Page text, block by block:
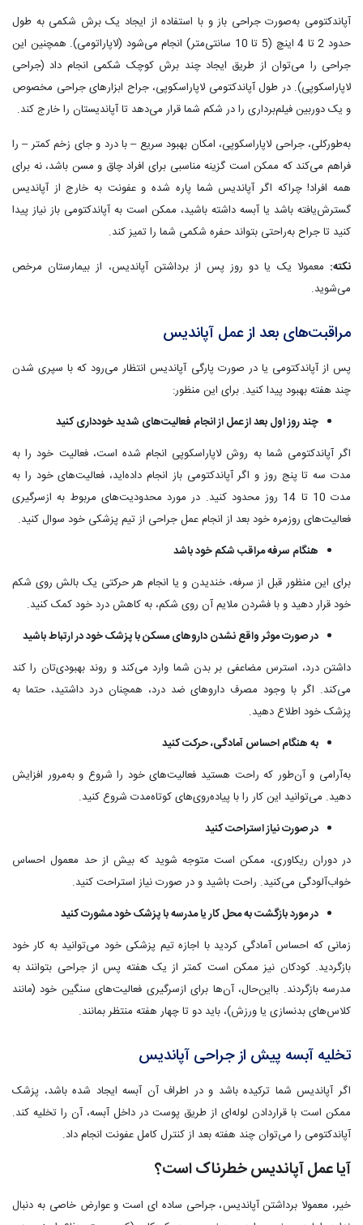
آپاندکتومی به‌صورت جراحی باز و با استفاده از ایجاد یک برش شکمی به طول
حدود 2 تا 4 اینچ (5 تا 10 سانتی‌متر) انجام می‌شود (لاپاراتومی). همچنین این
جراحی را می‌توان از طریق ایجاد چند برش کوچک شکمی انجام داد (جراحی
لاپاراسکوپی). در طول آپاندکتومی لاپاراسکوپی، جراح ابزارهای جراحی مخصوص
و یک دوربین فیلم‌برداری را در شکم شما قرار می‌دهد تا آپاندیستان را خارج کند.
به‌طورکلی، جراحی لاپاراسکوپی، امکان بهبود سریع – با درد و جای زخم کمتر – را
فراهم می‌کند که ممکن است گزینه مناسبی برای افراد چاق و مسن باشد، نه برای
همه افراد! چراکه اگر آپاندیس شما پاره شده و عفونت به خارج از آپاندیس
گسترش‌یافته باشد یا آبسه داشته باشید، ممکن است به آپاندکتومی باز نیاز پیدا
کنید تا جراح به‌راحتی بتواند حفره شکمی شما را تمیز کند.
نکته: معمولا یک یا دو روز پس از برداشتن آپاندیس، از بیمارستان مرخص
می‌شوید.
مراقبت‌های بعد از عمل آپاندیس
پس از آپاندکتومی یا در صورت پارگی آپاندیس انتظار می‌رود که با سپری شدن
چند هفته بهبود پیدا کنید. برای این منظور:
چند روز اول بعد از عمل از انجام فعالیت‌های شدید خودداری کنید
اگر آپاندکتومی شما به روش لاپاراسکوپی انجام شده است، فعالیت خود را به
مدت سه تا پنج روز و اگر آپاندکتومی باز انجام داده‌اید، فعالیت‌های خود را به
مدت 10 تا 14 روز محدود کنید. در مورد محدودیت‌های مربوط به ازسرگیری
فعالیت‌های روزمره خود بعد از انجام عمل جراحی از تیم پزشکی خود سوال کنید.
هنگام سرفه مراقب شکم خود باشد
برای این منظور قبل از سرفه، خندیدن و یا انجام هر حرکتی یک بالش روی شکم
خود قرار دهید و با فشردن ملایم آن روی شکم، به کاهش درد خود کمک کنید.
در صورت موثر واقع نشدن داروهای مسکن با پزشک خود در ارتباط باشید
داشتن درد، استرس مضاعفی بر بدن شما وارد می‌کند و روند بهبودی‌تان را کند
می‌کند. اگر با وجود مصرف داروهای ضد درد، همچنان درد داشتید، حتما به
پزشک خود اطلاع دهید.
به هنگام احساس آمادگی، حرکت کنید
به‌آرامی و آن‌طور که راحت هستید فعالیت‌های خود را شروع و به‌مرور افزایش
دهید. می‌توانید این کار را با پیاده‌روی‌های کوتاه‌مدت شروع کنید.
در صورت نیاز استراحت کنید
در دوران ریکاوری، ممکن است متوجه شوید که بیش از حد معمول احساس
خواب‌آلودگی می‌کنید. راحت باشید و در صورت نیاز استراحت کنید.
در مورد بازگشت به محل کار یا مدرسه با پزشک خود مشورت کنید
زمانی که احساس آمادگی کردید با اجازه تیم پزشکی خود می‌توانید به کار خود
بازگردید. کودکان نیز ممکن است کمتر از یک هفته پس از جراحی بتوانند به
مدرسه بازگردند. بااین‌حال، آن‌ها برای ازسرگیری فعالیت‌های سنگین خود (مانند
کلاس‌های بدنسازی یا ورزش)، باید دو تا چهار هفته منتظر بمانند.
تخلیه آبسه پیش از جراحی آپاندیس
اگر آپاندیس شما ترکیده باشد و در اطراف آن آبسه ایجاد شده باشد، پزشک
ممکن است با قراردادن لوله‌ای از طریق پوست در داخل آبسه، آن را تخلیه کند.
آپاندکتومی را می‌توان چند هفته بعد از کنترل کامل عفونت انجام داد.
آیا عمل آپاندیس خطرناک است؟
خیر، معمولا برداشتن آپاندیس، جراحی ساده ای است و عوارض خاصی به دنبال